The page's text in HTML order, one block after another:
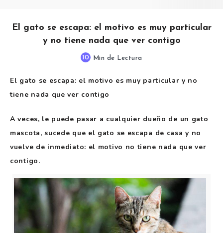
El gato se escapa: el motivo es muy particular
y no tiene nada que ver contigo
10 Min de Lectura
El gato se escapa: el motivo es muy particular y no
tiene nada que ver contigo
A veces, le puede pasar a cualquier dueño de un gato
mascota, sucede que el gato se escapa de casa y no
vuelve de inmediato: el motivo no tiene nada que ver
contigo.